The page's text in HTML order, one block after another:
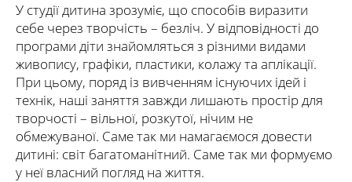
У студії дитина зрозуміє, що способів виразити
себе через творчість – безліч. У відповідності до
програми діти знайомляться з різними видами
живопису, графіки, пластики, колажу та аплікації.
При цьому, поряд із вивченням існуючих ідей і
технік, наші заняття завжди лишають простір для
творчості – вільної, розкутої, нічим не
обмежуваної. Саме так ми намагаємося довести
дитині: світ багатоманітний. Саме так ми формуємо
у неї власний погляд на життя.